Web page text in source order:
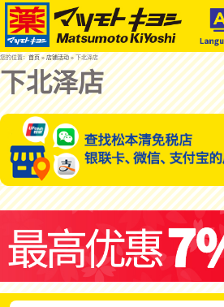
您的位置：首页»店铺活动» 下北泽店
下北泽店